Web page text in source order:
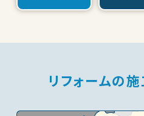
リフォームの